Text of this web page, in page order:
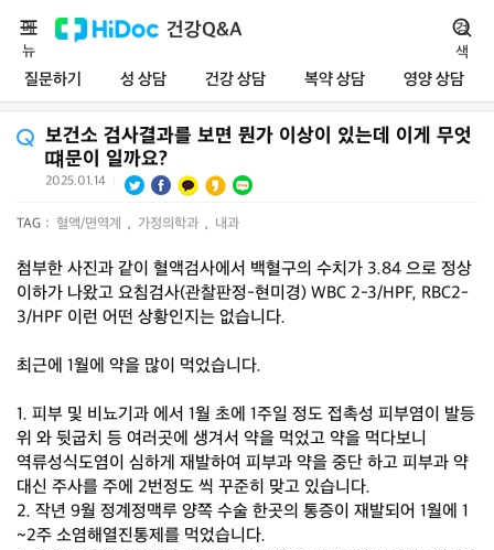
건강Q&A
질문하기 성 상담 건강 상담 복약 상담 영양 상담
메
뉴
검
색
보건소 검사결과를 보면 뭔가 이상이 있는데 이게 무엇
떄문이 일까요?
2025.01.14
TAG : 혈액/면역계 , 가정의학과 , 내과
첨부한 사진과 같이 혈액검사에서 백혈구의 수치가 3.84 으로 정상
이하가 나왔고 요침검사(관찰판정-현미경) WBC 2-3/HPF, RBC2-
3/HPF 이런 어떤 상황인지는 없습니다.
최근에 1월에 약을 많이 먹었습니다.
1. 피부 및 비뇨기과 에서 1월 초에 1주일 정도 접촉성 피부염이 발등
위 와 뒷굽치 등 여러곳에 생겨서 약을 먹었고 약을 먹다보니
역류성식도염이 심하게 재발하여 피부과 약을 중단 하고 피부과 약
대신 주사를 주에 2번정도 씩 꾸준히 맞고 있습니다.
2. 작년 9월 정계정맥루 양쪽 수술 한곳의 통증이 재발되어 1월에 1
~2주 소염해열진통제를 먹었습니다.